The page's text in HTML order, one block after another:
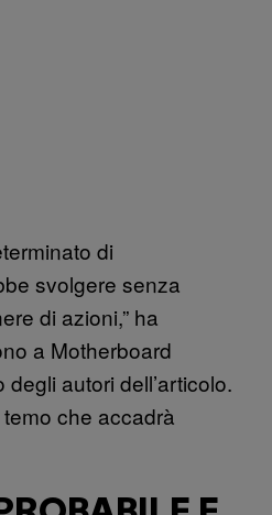
di
svolgere senza
di azioni,” ha
a Motherboard
autori dell’articolo.
che accadrà